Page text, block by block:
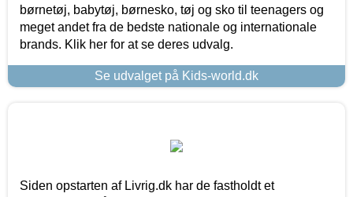
børnetøj, babytøj, børnesko, tøj og sko til teenagers og
meget andet fra de bedste nationale og internationale
brands. Klik her for at se deres udvalg.
Se udvalget på Kids-world.dk
Siden opstarten af Livrig.dk har de fastholdt et